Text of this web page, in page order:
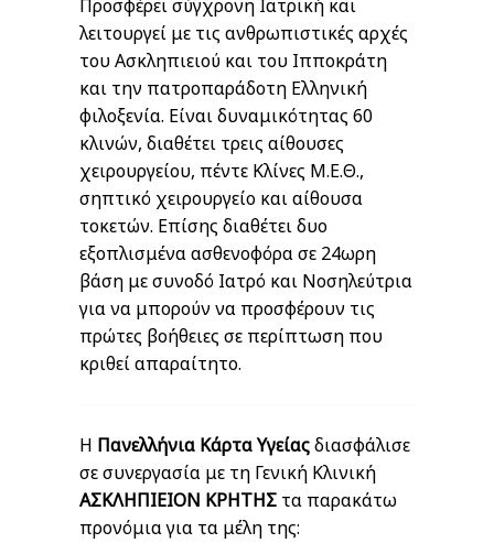
Προσφέρει σύγχρονη Ιατρική και
λειτουργεί με τις ανθρωπιστικές αρχές
του Ασκληπιειού και του Ιπποκράτη
και την πατροπαράδοτη Ελληνική
φιλοξενία. Είναι δυναμικότητας 60
κλινών, διαθέτει τρεις αίθουσες
χειρουργείου, πέντε Κλίνες Μ.Ε.Θ.,
σηπτικό χειρουργείο και αίθουσα
τοκετών. Επίσης διαθέτει δυο
εξοπλισμένα ασθενοφόρα σε 24ωρη
βάση με συνοδό Ιατρό και Νοσηλεύτρια
για να μπορούν να προσφέρουν τις
πρώτες βοήθειες σε περίπτωση που
κριθεί απαραίτητο.
Η Πανελλήνια Κάρτα Υγείαςδιασφάλισε
σε συνεργασία με τη Γενική Κλινική
ΑΣΚΛΗΠΙΕΙΟΝ ΚΡΗΤΗΣ τα παρακάτω
προνόμια για τα μέλη της: